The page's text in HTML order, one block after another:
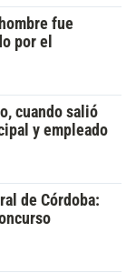
fue
por el
cuando salió
y empleado
de Córdoba: